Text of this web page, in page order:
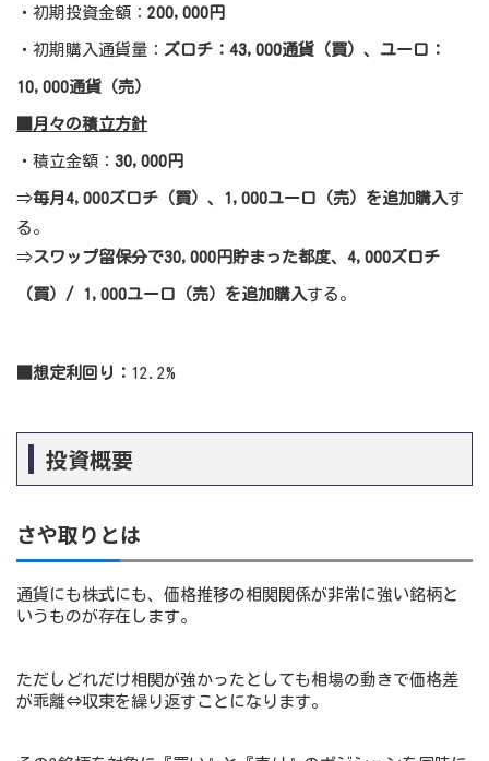
・初期投資金額： 200,000円
・初期購入通貨量： ズロチ：43,000通貨（買）、ユーロ：
10,000通貨（売）
■月々の積立方針
・積立金額： 30,000円
⇒毎月4,000ズロチ（買）、1,000ユーロ（売）を追加購入す
る。
⇒スワップ留保分で30,000円貯まった都度、4,000ズロチ
（買）/ 1,000ユーロ（売）を追加購入する。
■想定利回り： 12.2%
投資概要
さや取りとは
通貨にも株式にも、価格推移の相関関係が非常に強い銘柄と
いうものが存在します。
ただしどれだけ相関が強かったとしても相場の動きで価格差
が乖離⇔収束を繰り返すことになります。